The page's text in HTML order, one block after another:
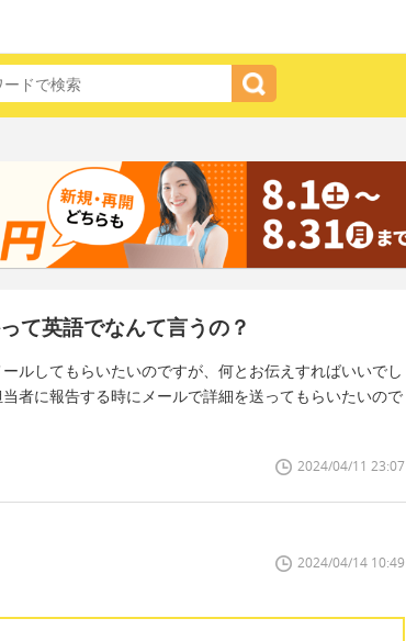
て英語でなんて言うの？
ルしてもらいたいのですが、何とお伝えすればいいでし
者に報告する時にメールで詳細を送ってもらいたいので
2024/04/11 23:07
2024/04/14 10:49